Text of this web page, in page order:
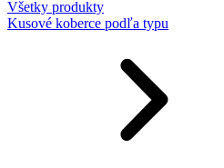
Všetky produkty
Kusové koberce podľa typu